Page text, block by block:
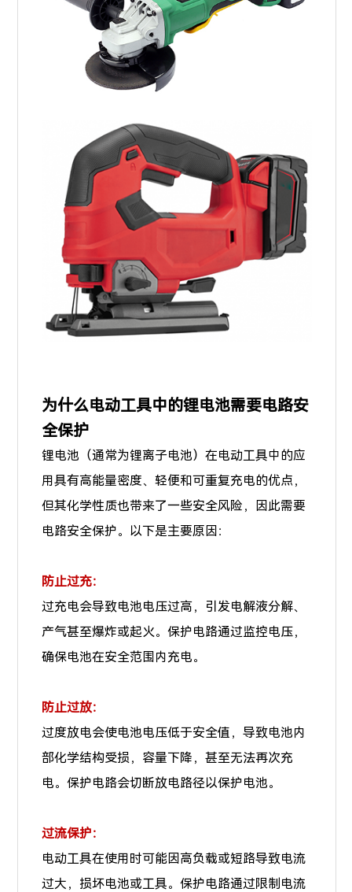
为什么电动工具中的锂电池需要电路安
全保护
锂电池（通常为锂离子电池）在电动工具中的应
用具有高能量密度、轻便和可重复充电的优点，
但其化学性质也带来了一些安全风险，因此需要
电路安全保护。以下是主要原因：
防止过充：
过充电会导致电池电压过高，引发电解液分解、
产气甚至爆炸或起火。保护电路通过监控电压，
确保电池在安全范围内充电。
防止过放：
过度放电会使电池电压低于安全值，导致电池内
部化学结构受损，容量下降，甚至无法再次充
电。保护电路会切断放电路径以保护电池。
过流保护：
电动工具在使用时可能因高负载或短路导致电流
过大，损坏电池或工具。保护电路通过限制电流